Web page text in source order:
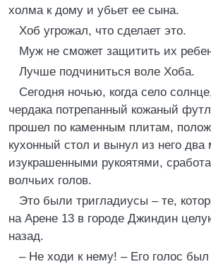
холма к дому и убьет ее сына.
Хоб угрожал, что сделает это.
Муж не сможет защитить их
Лучше подчиниться воле Хоба.
Сегодня ночью, когда село
чердака потрепанный кожаный
прошел по каменным плитам,
кухонный стол и вынул из него два
изукрашенными рукоятями,
волчьих голов.
Это были тригладиусы – те,
на Арене 13 в городе Джиндин
назад.
– Не ходи к нему! – Его голос